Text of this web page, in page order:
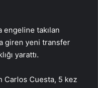
engeline takılan
giren yeni transfer
yarattı.
Carlos Cuesta, 5 kez